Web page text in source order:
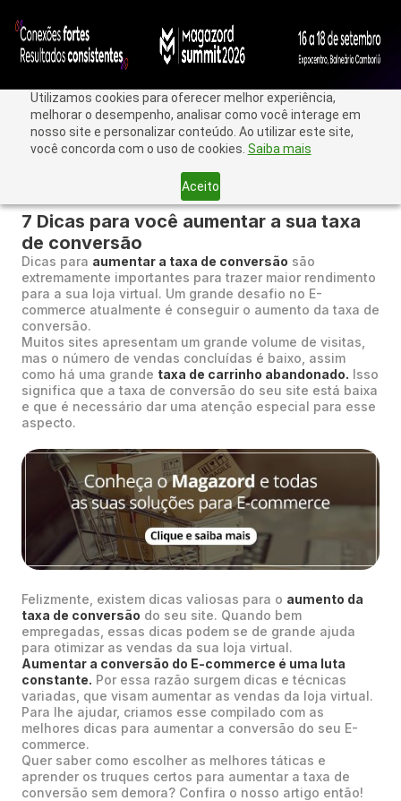
Utilizamos cookies para oferecer melhor experiência,
melhorar o desempenho, analisar como você interage em
nosso site e personalizar conteúdo. Ao utilizar este site,
você concorda com o uso de cookies. Saiba mais
Aceito
7 Dicas para você aumentar a sua taxa
de conversão
Dicas para aumentar a taxa de conversão são
extremamente importantes para trazer maior rendimento
para a sua loja virtual. Um grande desafio no E-
commerce atualmente é conseguir o aumento da taxa de
conversão.
Muitos sites apresentam um grande volume de visitas,
mas o número de vendas concluídas é baixo, assim
como há uma grande taxa de carrinho abandonado. Isso
significa que a taxa de conversão do seu site está baixa
e que é necessário dar uma atenção especial para esse
aspecto.
Felizmente, existem dicas valiosas para o aumento da
taxa de conversão do seu site. Quando bem
empregadas, essas dicas podem se de grande ajuda
para otimizar as vendas da sua loja virtual.
Aumentar a conversão do E-commerce é uma luta
constante. Por essa razão surgem dicas e técnicas
variadas, que visam aumentar as vendas da loja virtual.
Para lhe ajudar, criamos esse compilado com as
melhores dicas para aumentar a conversão do seu E-
commerce.
Quer saber como escolher as melhores táticas e
aprender os truques certos para aumentar a taxa de
conversão sem demora? Confira o nosso artigo então!